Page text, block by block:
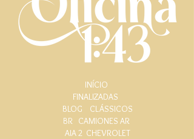
INÍCIO
FINALIZADAS
BLOG
CLÁSSICOS
BR CAMIONES AR
AIA 2 CHEVROLET